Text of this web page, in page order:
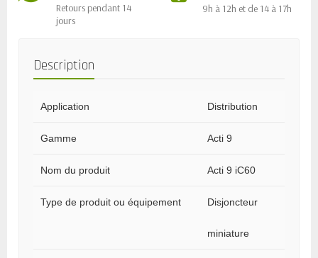
Retours pendant 14
jours
9h à 12h et de 14 à 17h
Description
Application Distribution
Gamme Acti 9
Nom du produit Acti 9 iC60
Type de produit ou équipement Disjoncteur
miniature